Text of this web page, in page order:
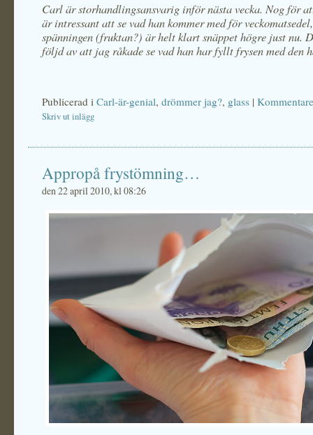
Carl är storhandlingsansvarig inför nästa vecka. Nog för
är intressant att se vad han kommer med för
spänningen (fruktan?) är helt klart snäppet högre just nu.
följd av att jag råkade se vad han har fyllt frysen med den
Publicerad i Carl-är-genial, drömmer jag?, glass |
Skriv ut inlägg
Appropå frystömning…
den 22 april 2010, kl 08:26